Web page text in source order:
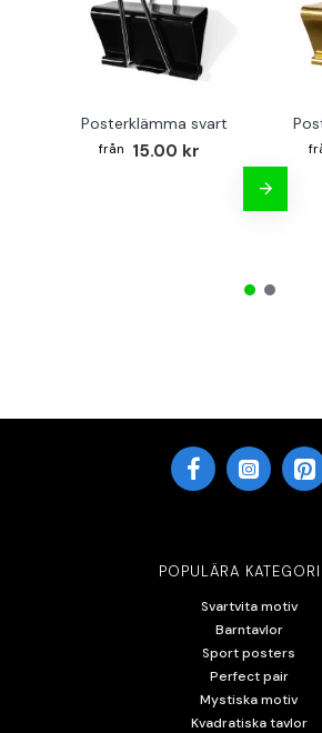
Posterklämma svart
15.00 kr
POPULÄRA
Svartvita motiv
Barntavlor
Sport posters
Perfect pair
Mystiska motiv
Kvadratiska tavlor